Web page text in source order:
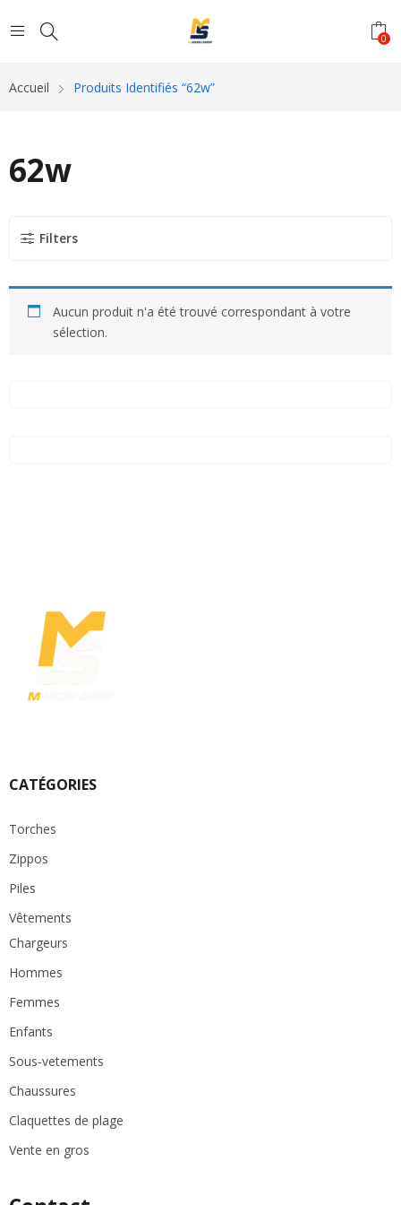
0
Accueil Produits Identifiés “62w”
62w
Filters
Aucun produit n'a été trouvé correspondant à votre
sélection.
CATÉGORIES
Torches
Zippos
Piles
Vêtements
Chargeurs
Hommes
Femmes
Enfants
Sous-vetements
Chaussures
Claquettes de plage
Vente en gros